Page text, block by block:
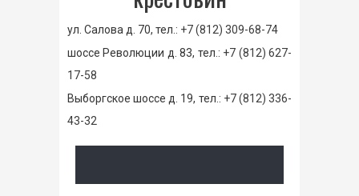
ул. Салова д. 70, тел.: +7 (812) 309-68-74
шоссе Революции д. 83, тел.: +7 (812) 627-
17-58
Выборгское шоссе д. 19, тел.: +7 (812) 336-
43-32